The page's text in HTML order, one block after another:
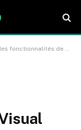
Studio Code : Un éditeur de code polyvalent et puissant